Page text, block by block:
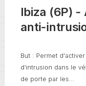
Ibiza (6P) -
anti-
But : Permet
d'intrusion dans le
de porte par les...